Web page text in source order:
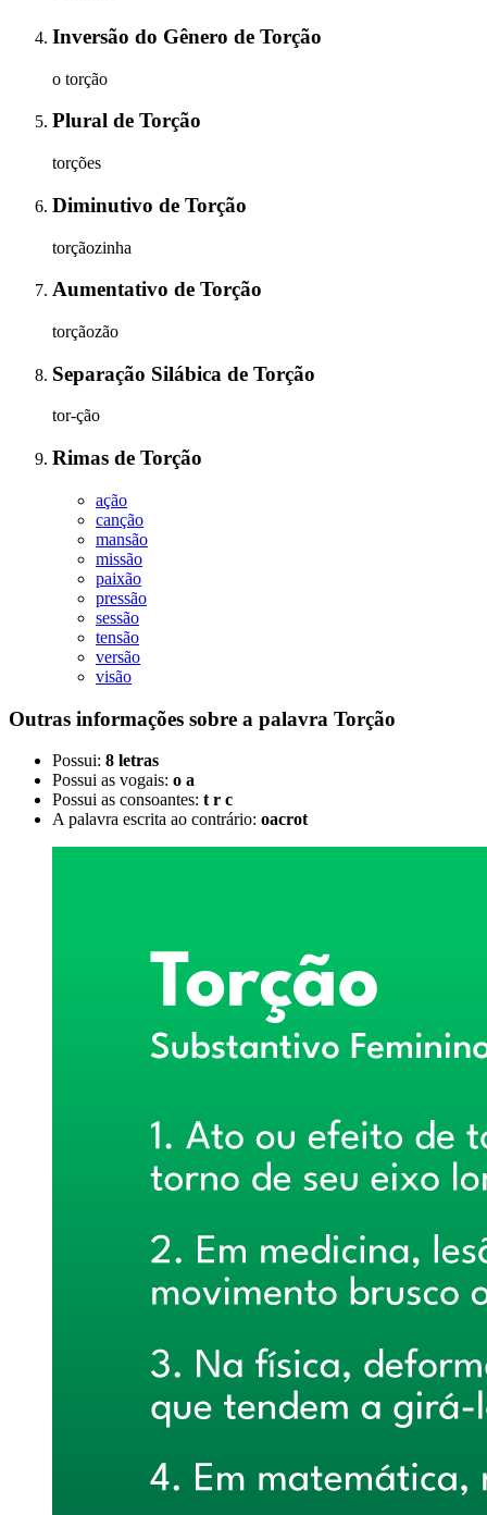
Inversão do Gênero de Torção
o torção
Plural de Torção
torções
Diminutivo de Torção
torçãozinha
Aumentativo de Torção
torçãozão
Separação Silábica de Torção
tor-ção
Rimas de Torção
ação
canção
mansão
missão
paixão
pressão
sessão
tensão
versão
visão
Outras informações sobre a palavra Torção
Possui: 8 letras
Possui as vogais: o a
Possui as consoantes: t r c
A palavra escrita ao contrário: oacrot